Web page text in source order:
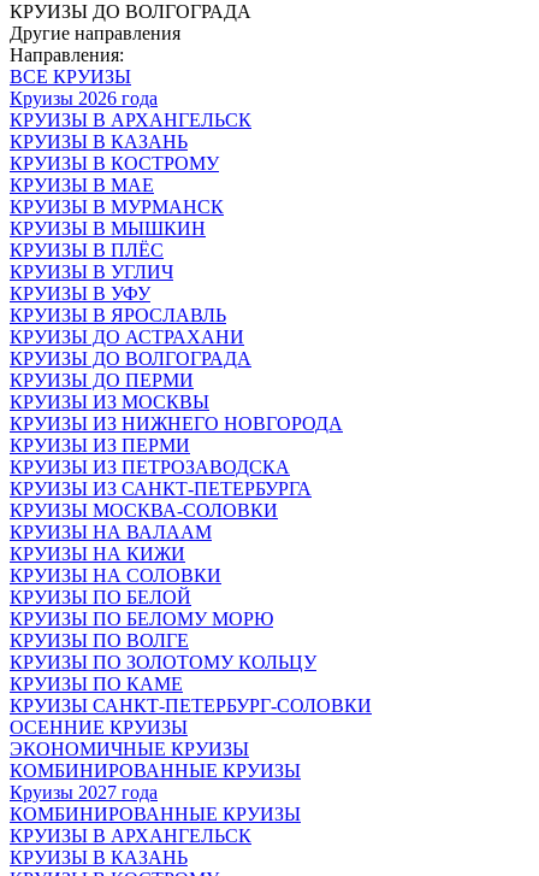
КРУИЗЫ ДО ВОЛГОГРАДА
Другие направления
Направления:
ВСЕ КРУИЗЫ
Круизы 2026 года
КРУИЗЫ В АРХАНГЕЛЬСК
КРУИЗЫ В КАЗАНЬ
КРУИЗЫ В КОСТРОМУ
КРУИЗЫ В МАЕ
КРУИЗЫ В МУРМАНСК
КРУИЗЫ В МЫШКИН
КРУИЗЫ В ПЛЁС
КРУИЗЫ В УГЛИЧ
КРУИЗЫ В УФУ
КРУИЗЫ В ЯРОСЛАВЛЬ
КРУИЗЫ ДО АСТРАХАНИ
КРУИЗЫ ДО ВОЛГОГРАДА
КРУИЗЫ ДО ПЕРМИ
КРУИЗЫ ИЗ МОСКВЫ
КРУИЗЫ ИЗ НИЖНЕГО НОВГОРОДА
КРУИЗЫ ИЗ ПЕРМИ
КРУИЗЫ ИЗ ПЕТРОЗАВОДСКА
КРУИЗЫ ИЗ САНКТ-ПЕТЕРБУРГА
КРУИЗЫ МОСКВА-СОЛОВКИ
КРУИЗЫ НА ВАЛААМ
КРУИЗЫ НА КИЖИ
КРУИЗЫ НА СОЛОВКИ
КРУИЗЫ ПО БЕЛОЙ
КРУИЗЫ ПО БЕЛОМУ МОРЮ
КРУИЗЫ ПО ВОЛГЕ
КРУИЗЫ ПО ЗОЛОТОМУ КОЛЬЦУ
КРУИЗЫ ПО КАМЕ
КРУИЗЫ САНКТ-ПЕТЕРБУРГ-СОЛОВКИ
ОСЕННИЕ КРУИЗЫ
ЭКОНОМИЧНЫЕ КРУИЗЫ
КОМБИНИРОВАННЫЕ КРУИЗЫ
Круизы 2027 года
КОМБИНИРОВАННЫЕ КРУИЗЫ
КРУИЗЫ В АРХАНГЕЛЬСК
КРУИЗЫ В КАЗАНЬ